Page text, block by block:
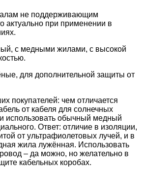
не поддерживающим
актуально при применении в
с медными жилами, с высокой
для дополнительной защиты от
покупателей: чем отличается
от кабеля для солнечных
использовать обычный медный
Ответ: отличие в изоляции,
от ультрафиолетовых лучей, и в
жила лужённая. Использовать
– да можно, но желательно в
кабельных коробах.